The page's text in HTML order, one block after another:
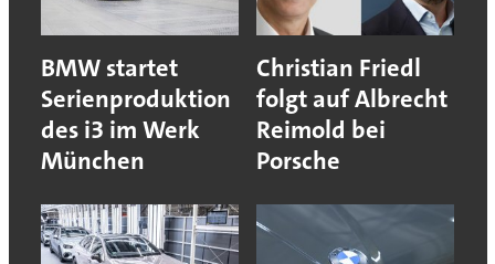
BMW startet
Serienproduktion
des i3 im Werk
München
Christian Friedl
folgt auf Albrecht
Reimold bei
Porsche